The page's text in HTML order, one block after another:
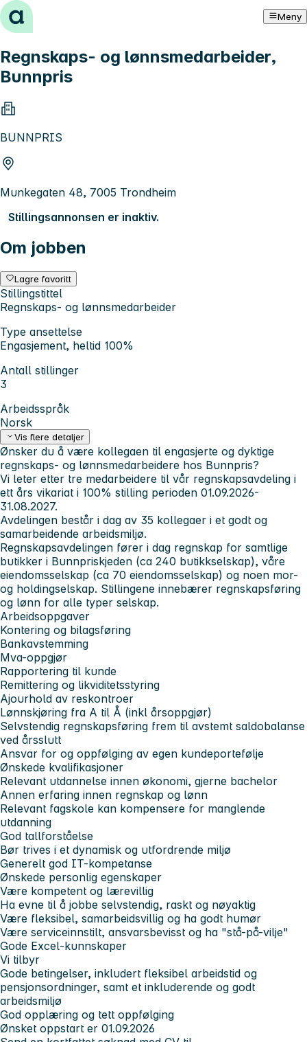
Hopp til innhold Meny
Regnskaps- og lønnsmedarbeider,
Bunnpris
BUNNPRIS
Munkegaten 48, 7005 Trondheim
Stillingsannonsen er inaktiv.
Om jobben
Lagre favoritt
Stillingstittel
Regnskaps- og lønnsmedarbeider
Type ansettelse
Engasjement, heltid 100%
Antall stillinger
3
Arbeidsspråk
Norsk
Vis flere detaljer
Ønsker du å være kollegaen til engasjerte og dyktige
regnskaps- og lønnsmedarbeidere hos Bunnpris?
Vi leter etter tre medarbeidere til vår regnskapsavdeling i
ett års vikariat i 100% stilling perioden 01.09.2026-
31.08.2027.
Avdelingen består i dag av 35 kollegaer i et godt og
samarbeidende arbeidsmiljø.
Regnskapsavdelingen fører i dag regnskap for samtlige
butikker i Bunnpriskjeden (ca 240 butikkselskap), våre
eiendomsselskap (ca 70 eiendomsselskap) og noen mor-
og holdingselskap. Stillingene innebærer regnskapsføring
og lønn for alle typer selskap.
Arbeidsoppgaver
Kontering og bilagsføring
Bankavstemming
Mva-oppgjør
Rapportering til kunde
Remittering og likviditetsstyring
Ajourhold av reskontroer
Lønnskjøring fra A til Å (inkl årsoppgjør)
Selvstendig regnskapsføring frem til avstemt saldobalanse
ved årsslutt
Ansvar for og oppfølging av egen kundeportefølje
Ønskede kvalifikasjoner
Relevant utdannelse innen økonomi, gjerne bachelor
Annen erfaring innen regnskap og lønn
Relevant fagskole kan kompensere for manglende
utdanning
God tallforståelse
Bør trives i et dynamisk og utfordrende miljø
Generelt god IT-kompetanse
Ønskede personlig egenskaper
Være kompetent og lærevillig
Ha evne til å jobbe selvstendig, raskt og nøyaktig
Være fleksibel, samarbeidsvillig og ha godt humør
Være serviceinnstilt, ansvarsbevisst og ha "stå-på-vilje"
Gode Excel-kunnskaper
Vi tilbyr
Gode betingelser, inkludert fleksibel arbeidstid og
pensjonsordninger, samt et inkluderende og godt
arbeidsmiljø
God opplæring og tett oppfølging
Ønsket oppstart er 01.09.2026